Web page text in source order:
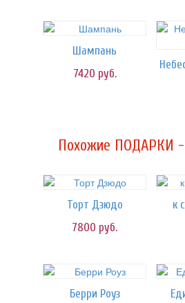
Шампань
7420 руб.
Похожие ПОДАРКИ -
Торт Дзюдо
7800 руб.
к
Берри Роуз